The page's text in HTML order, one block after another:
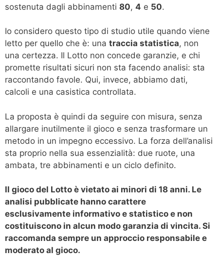
sostenuta dagli abbinamenti 80, 4 e 50.
Io considero questo tipo di studio utile quando viene
letto per quello che è: una traccia statistica, non
una certezza. Il Lotto non concede garanzie, e chi
promette risultati sicuri non sta facendo analisi: sta
raccontando favole. Qui, invece, abbiamo dati,
calcoli e una casistica controllata.
La proposta è quindi da seguire con misura, senza
allargare inutilmente il gioco e senza trasformare un
metodo in un impegno eccessivo. La forza dell’analisi
sta proprio nella sua essenzialità: due ruote, una
ambata, tre abbinamenti e un ciclo definito.
Il gioco del Lotto è vietato ai minori di 18 anni. Le
analisi pubblicate hanno carattere
esclusivamente informativo e statistico e non
costituiscono in alcun modo garanzia di vincita. Si
raccomanda sempre un approccio responsabile e
moderato al gioco.